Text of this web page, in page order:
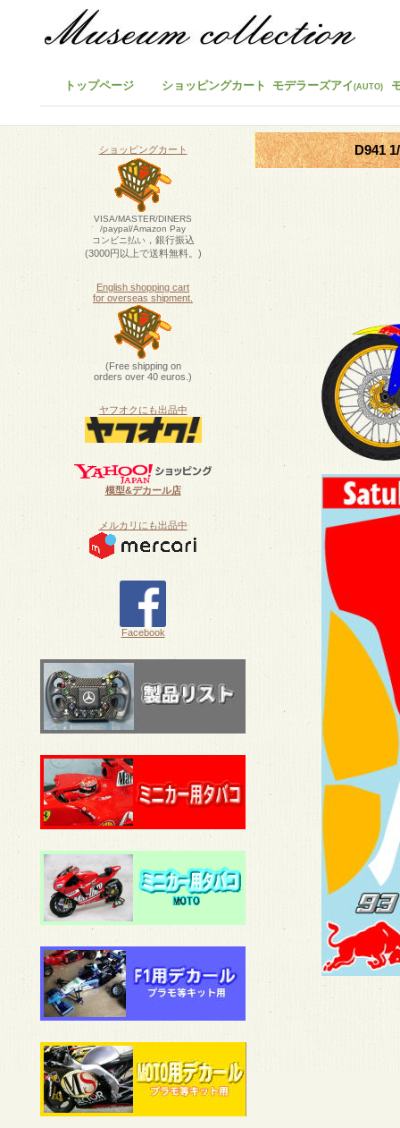
D941
トップページ ショッピングカート モデラーズアイ(AUTO)
ショッピングカート
VISA/MASTER/DINERS
/paypal/Amazon Pay
コンビニ払い，銀行振込
(3000円以上で送料無料。)
English shopping cart
for overseas shipment.
(Free shipping on
orders over 40 euros.)
ヤフオクにも出品中
模型&デカール店
メルカリにも出品中
Facebook